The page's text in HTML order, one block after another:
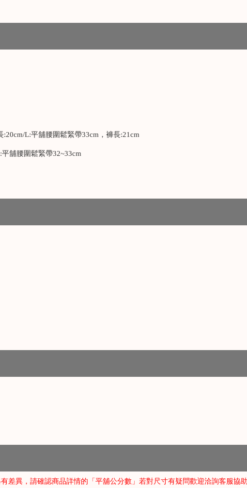
L:平舖腰圍鬆緊帶33cm，褲長:21cm
舖腰圍鬆緊帶32~33cm
差異，請確認商品詳情的「平舖公分數」若對尺寸有疑問歡迎洽詢客服協